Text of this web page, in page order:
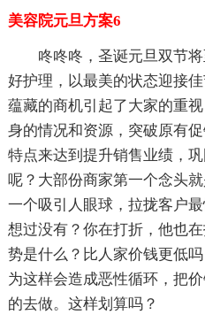
美容院元旦方案6
咚咚咚，圣诞元旦双节将
好护理，以最美的状态迎接
蕴藏的商机引起了大家的重
身的情况和资源，突破原有
特点来达到提升销售业绩，
呢？大部份商家第一个念头
一个吸引人眼球，拉拢客户
想过没有？你在打折，他也
势是什么？比人家价钱更低
为这样会造成恶性循环，把
的去做。这样划算吗？